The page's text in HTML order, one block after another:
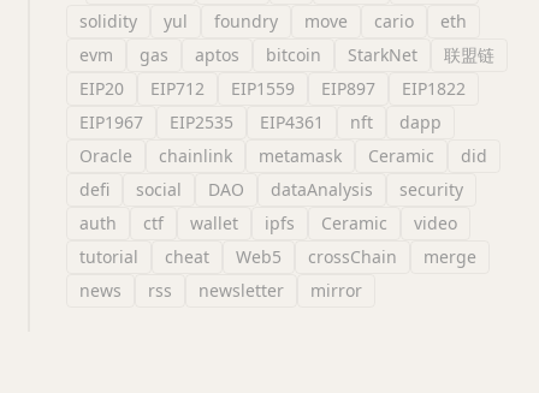
solidity
yul foundry move cario
eth
evm
gas aptos bitcoin StarkNet
联盟链
EIP20
EIP712 EIP1559 EIP897
EIP1822
EIP1967
EIP2535 EIP4361 nft
dapp
Oracle
chainlink metamask Ceramic
did
defi
social DAO dataAnalysis
security
auth
ctf wallet ipfs Ceramic
video
tutorial
cheat Web5 crossChain
merge
news
rss newsletter mirror